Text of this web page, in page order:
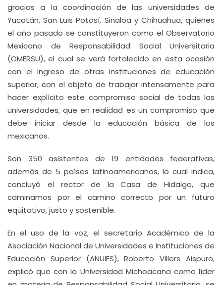
gracias a la coordinación de las universidades de
Yucatán, San Luis Potosí, Sinaloa y Chihuahua, quienes
el año pasado se constituyeron como el Observatorio
Mexicano de Responsabilidad Social Universitaria
(OMERSU), el cual se verá fortalecido en esta ocasión
con el ingreso de otras instituciones de educación
superior, con el objeto de trabajar intensamente para
hacer explícito este compromiso social de todas las
universidades, que en realidad es un compromiso que
debe iniciar desde la educación básica de los
mexicanos.
Son 350 asistentes de 19 entidades federativas,
además de 5 países latinoamericanos, lo cual indica,
concluyó el rector de la Casa de Hidalgo, que
caminamos por el camino correcto por un futuro
equitativo, justo y sostenible.
En el uso de la voz, el secretario Académico de la
Asociación Nacional de Universidades e Instituciones de
Educación Superior (ANUIES), Roberto Villers Aispuro,
explicó que con la Universidad Michoacana como líder